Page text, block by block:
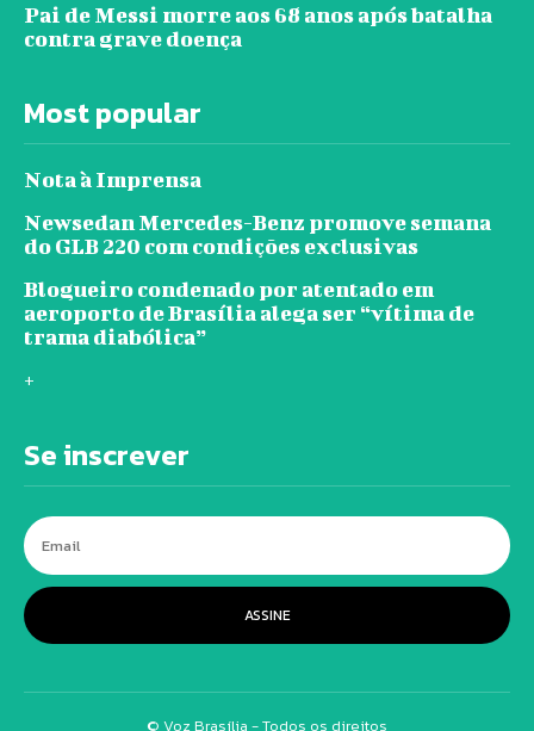
Pai de Messi morre aos 68 anos após batalha
contra grave doença
Most popular
Nota à Imprensa
Newsedan Mercedes-Benz promove semana
do GLB 220 com condições exclusivas
Blogueiro condenado por atentado em
aeroporto de Brasília alega ser “vítima de
trama diabólica”
+
Se inscrever
ASSINE
© Voz Brasília - Todos os direitos